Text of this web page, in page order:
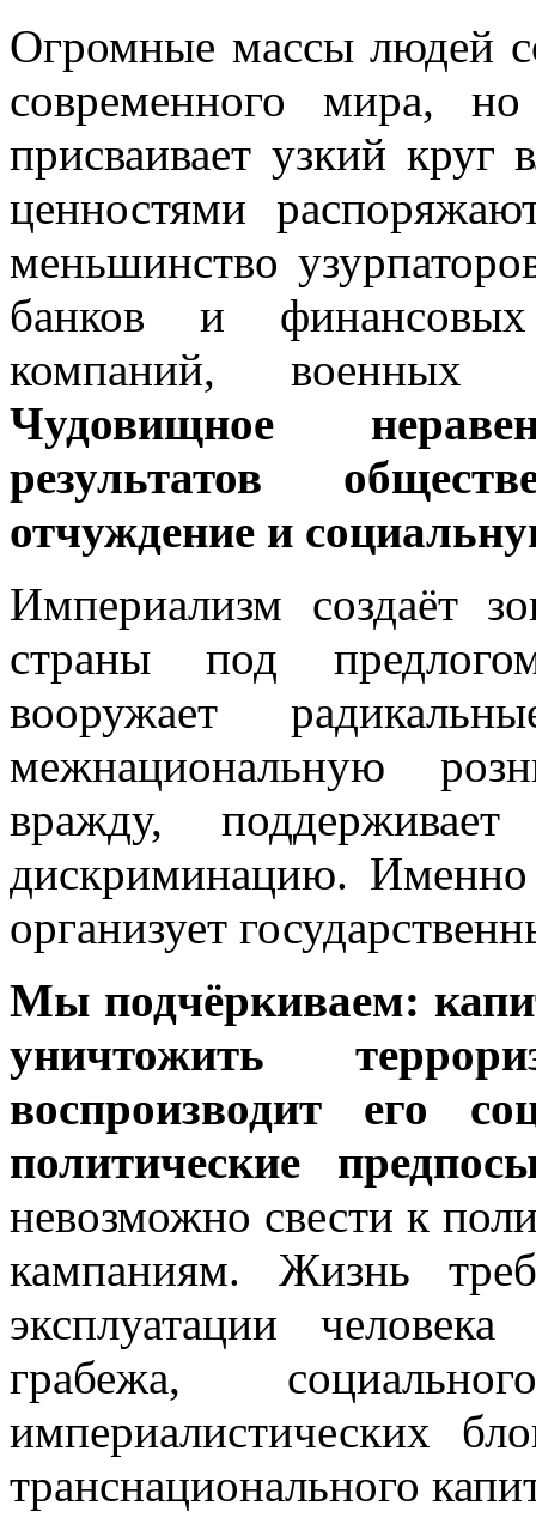
Огромные массы людей
современного мира,
присваивает узкий круг
ценностями
меньшинство
банков и финансовых
компаний, военных
Чудовищное
результатов
отчуждение и
Империализм создаёт
страны под
вооружает
межнациональную
вражду,
дискриминацию.
организует
Мы подчёркиваем:
уничтожить
воспроизводит его
политические
невозможно свести к
кампаниям. Жизнь
эксплуатации человека
грабежа,
империалистических
транснационального